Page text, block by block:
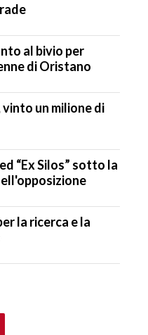
al bivio per
di Oristano
un milione di
“Ex Silos” sotto la
la ricerca e la